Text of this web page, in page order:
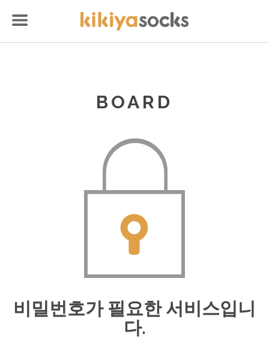
BOARD
비밀번호가 필요한 서비스입니
다.